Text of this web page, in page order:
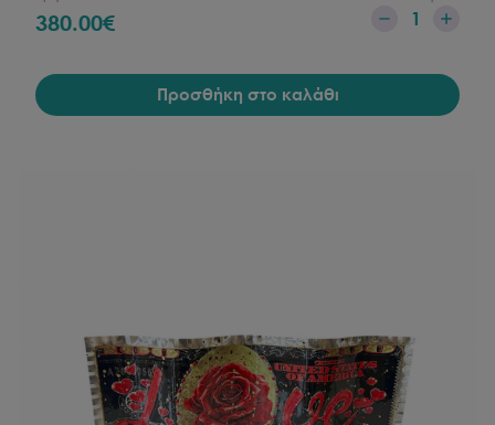
380.00€ 1
Προσθήκη στο καλάθι